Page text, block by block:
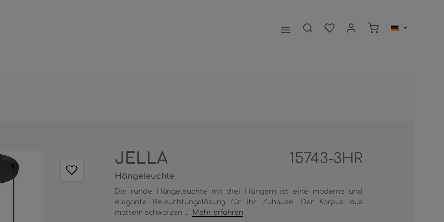
JELLA 15743-3HR
Hängeleuchte
Die runde Hängeleuchte mit drei Hängern ist eine moderne und
elegante Beleuchtungslösung für Ihr Zuhause. Der Korpus aus
mattem schwarzen ...
Mehr erfahren